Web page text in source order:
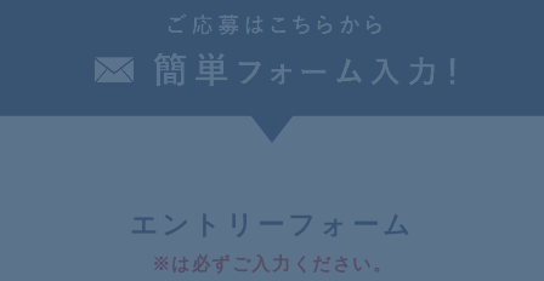
エ ントリーフォーム
※は必ずご入力ください。